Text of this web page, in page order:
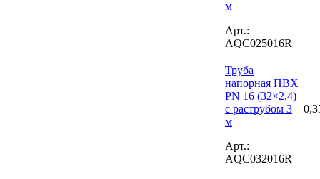
м
Арт.:
AQC025016R
Труба
напорная ПВХ
PN 16 (32×2,4)
с раструбом 3
м
Арт.:
AQC032016R